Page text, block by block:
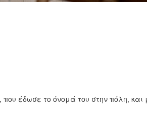
έδωσε το όνομά του στην πόλη,